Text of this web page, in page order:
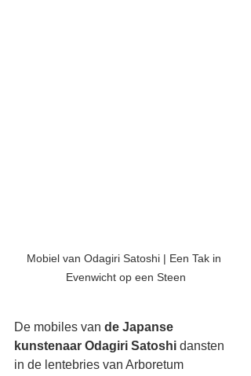
Mobiel van Odagiri Satoshi | Een Tak in
Evenwicht op een Steen
De mobiles van de Japanse
kunstenaar Odagiri Satoshi dansten
in de lentebries van Arboretum